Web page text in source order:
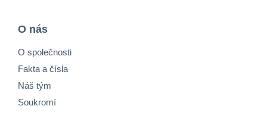
O nás
O společnosti
Fakta a čísla
Náš tým
Soukromí